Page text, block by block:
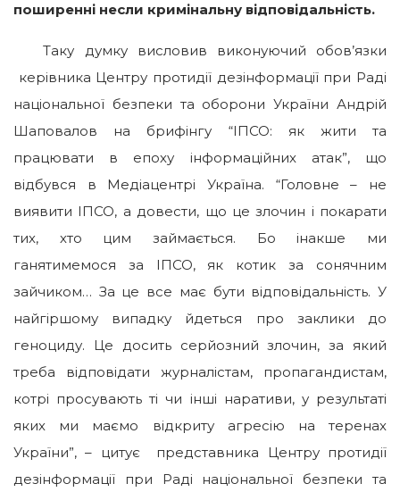
поширенні несли кримінальну відповідальність.
Таку думку висловив виконуючий обов’язки
керівника Центру протидії дезінформації при Раді
національної безпеки та оборони України Андрій
Шаповалов на брифінгу “ІПСО: як жити та
працювати в епоху інформаційних атак”, що
відбувся в Медіацентрі Україна. “Головне – не
виявити ІПСО, а довести, що це злочин і покарати
тих, хто цим займається. Бо інакше ми
ганятимемося за ІПСО, як котик за сонячним
зайчиком… За це все має бути відповідальність. У
найгіршому випадку йдеться про заклики до
геноциду. Це досить серйозний злочин, за який
треба відповідати журналістам, пропагандистам,
котрі просувають ті чи інші наративи, у результаті
яких ми маємо відкриту агресію на теренах
України”, – цитує представника Центру протидії
дезінформації при Раді національної безпеки та